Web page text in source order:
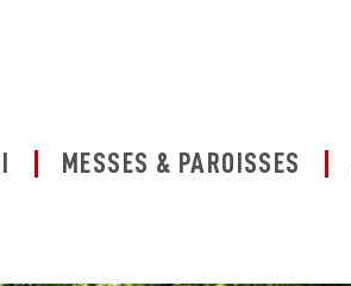
MESSES & PAROISSES